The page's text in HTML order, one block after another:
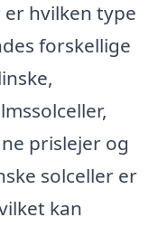
hvilken type
forskellige
prislejer og
solceller er
kan